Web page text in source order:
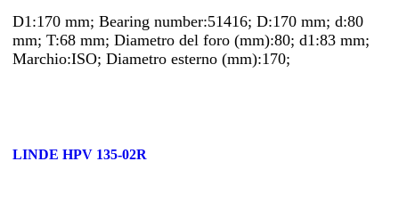
D1:170 mm; Bearing number:51416; D:170 mm; d:80
mm; T:68 mm; Diametro del foro (mm):80; d1:83 mm;
Marchio:ISO; Diametro esterno (mm):170;
LINDE HPV 135-02R